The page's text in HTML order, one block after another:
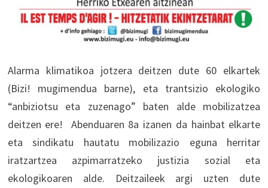
Alarma klimatikoa jotzera deitzen dute 60 elkartek
(Bizi! mugimendua barne), eta trantsizio ekologiko
“anbiziotsu eta zuzenago” baten alde mobilizatzea
deitzen ere! Abenduaren 8a izanen da hainbat elkarte
eta sindikatu hautatu mobilizazio eguna herritar
iratzartzea azpimarratzeko justizia sozial eta
ekologikoaren alde. Deitzaileek argi uzten dute